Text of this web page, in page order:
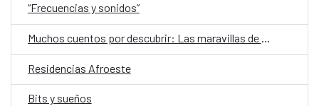
“Frecuencias y sonidos”
Muchos cuentos por descubrir: Las maravillas de nuestros pueblos nativos
Residencias Afroeste
Bits y sueños